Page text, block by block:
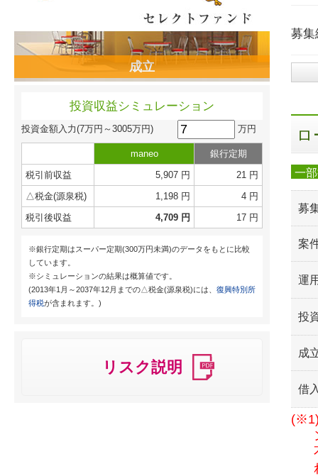
成立
投資収益シミュレーション
投資金額入力(7万円～3005万円) 万円
maneo
銀行定期
税引前収益
5,907 円
21 円
△税金(源泉税)
1,198 円
4 円
税引後収益
4,709 円 17 円
※銀行定期はスーパー定期(300万円未満)のデータをもとに比較
しています。
※シミュレーションの結果は概算値です。
(2013年1月～2037年12月までの△税金(源泉税)には、 復興特別所
得税が含まれます。)
リスク説明
募集
一
募
案
運
投
成
借
(※1)